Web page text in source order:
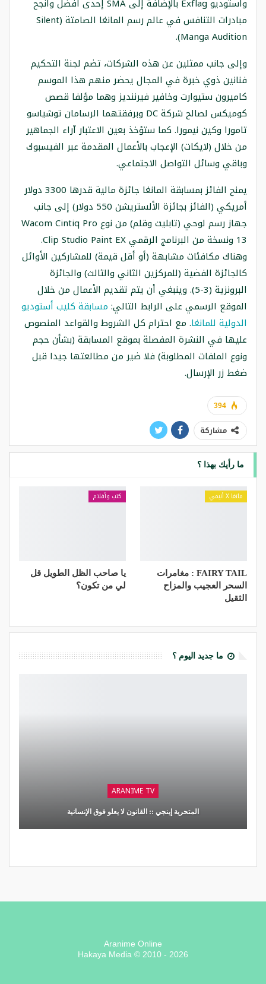
وأستوديو Exflag بالإضافة إلى SMA إحدى أفضل وأنجح
مبادرات التنافس في عالم رسم المانغا الصامتة (Silent
Manga Audition).
وإلى جانب ممثلين عن هذه الشركات، تضم لجنة التحكيم
فنانين ذوي خبرة في المجال يحضر منهم هذا الموسم
كاميرون ستيوارت وخافير فيرننديز وهما مؤلفا قصص
كوميكس لصالح شركة DC وبرفقتهما الرسامان توشياسو
تامورا وكين نيمورا. كما ستؤخذ بعين الاعتبار آراء الجماهير
من خلال (لايكات) الإعجاب بالأعمال المقدمة عبر الفيسبوك
وباقي وسائل التواصل الاجتماعي.
يمنح الفائز بمسابقة المانغا جائزة مالية قدرها 3300 دولار
أمريكي (الفائز بجائزة الألستريشن 550 دولار) إلى جانب
جهاز رسم لوحي (تابليت وقلم) من نوع Wacom Cintiq Pro
13 ونسخة من البرنامج الرقمي Clip Studio Paint EX.
وهناك مكافئات مشابهة (أو أقل قيمة) للمشاركين الأوائل
كالجائزة الفضية (للمركزين الثاني والثالث) والجائزة
البرونزية (3-5). وينبغي أن يتم تقديم الأعمال من خلال
الموقع الرسمي على الرابط التالي: مسابقة كليب أستوديو
الدولية للمانغا. مع احترام كل الشروط والقواعد المنصوص
عليها في النشرة المفصلة بموقع المسابقة (بشأن حجم
ونوع الملفات المطلوبة) فلا ضير من مطالعتها جيدا قبل
ضغط زر الإرسال.
394
مشاركة
ما رأيك بهذا ؟
مانغا X أنيمي
FAIRY TAIL : مغامرات
السحر العجيب والمزاح
الثقيل
كتب وأفلام
يا صاحب الظل الطويل قل
لي من تكون؟
ما جديد اليوم ؟
ARANIME TV
المتحرية إينجي :: القانون لا يعلو فوق الإنسانية
Aranime Online
Hakaya Media © 2010 - 2026